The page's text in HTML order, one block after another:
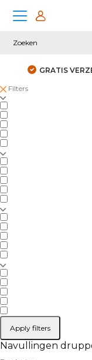
Filters
Apply filters
Navullingen